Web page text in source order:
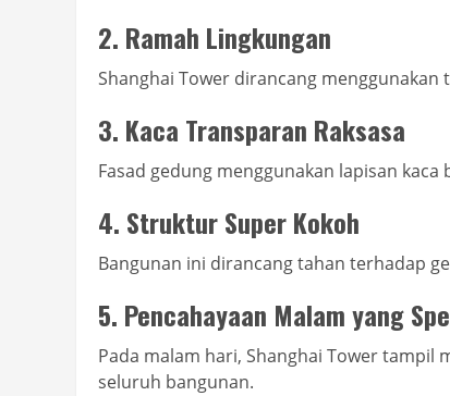
2. Ramah Lingkungan
Shanghai Tower dirancang
3. Kaca Transparan Raksasa
Fasad gedung menggunakan lapisan
4. Struktur Super Kokoh
Bangunan ini dirancang tahan terhadap
5. Pencahayaan Malam yang
Pada malam hari, Shanghai Tower tampil
seluruh bangunan.